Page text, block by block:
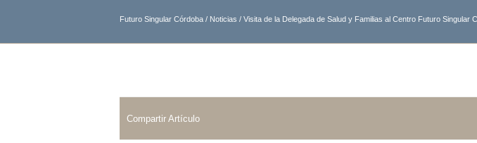
Futuro Singular Córdoba / Noticias / Visita de la Delegada de Salud y Familias al Centro Futuro Singular
Compartir Artículo